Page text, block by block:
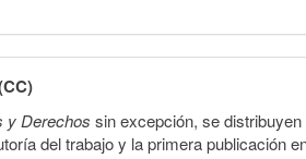
y Derechos sin excepción, se
del trabajo y la primera publicación